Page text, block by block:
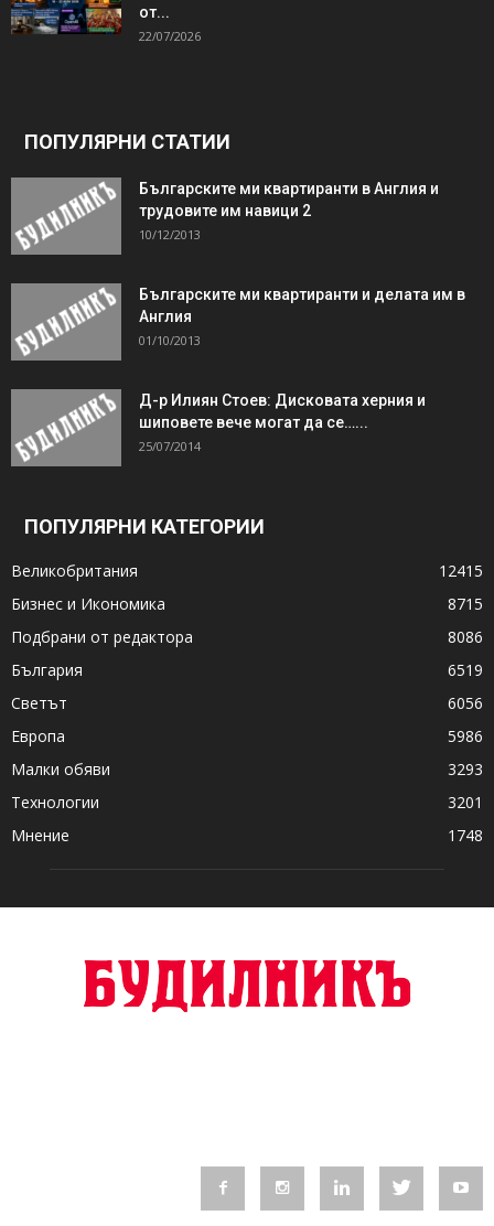
от...
22/07/2026
ПОПУЛЯРНИ СТАТИИ
Българските ми квартиранти в Англия и
трудовите им навици 2
10/12/2013
Българските ми квартиранти и делата им в
Англия
01/10/2013
Д-р Илиян Стоев: Дисковата херния и
шиповете вече могат да се…...
25/07/2014
ПОПУЛЯРНИ КАТЕГОРИИ
Великобритания
12415
Бизнес и Икономика
8715
Подбрани от редактора
8086
България
6519
Светът
6056
Европа
5986
Малки обяви
3293
Технологии
3201
Мнение
1748